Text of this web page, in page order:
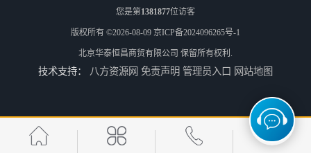
建筑五金材料供应配送 一站式五金材料供应商 脸盆冷热水龙头批发商 水龙头冷热洗脸盆池 全城配送
您是第1381877位访客
版权所有 ©2026-08-09 京ICP备2024096265号-1
北京华泰恒昌商贸有限公司 保留所有权利.
技术支持： 八方资源网 免责声明 管理员入口 网站地图